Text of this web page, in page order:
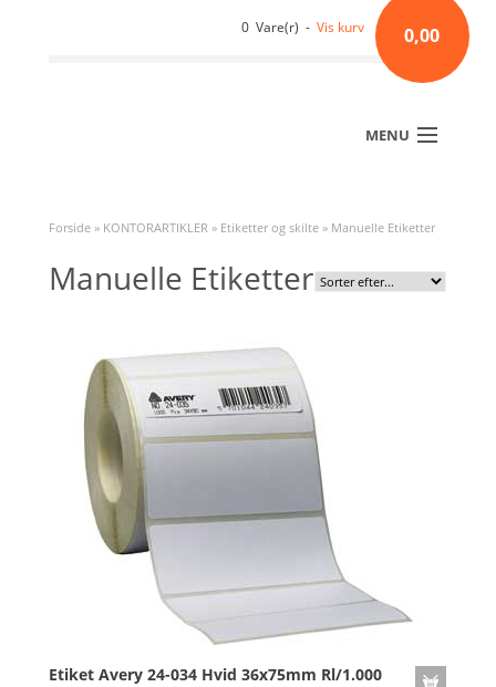
0 Vare(r) -Vis kurv 0,00
MENU
Forside » KONTORARTIKLER » Etiketter og skilte » Manuelle Etiketter
Manuelle Etiketter
Etiket Avery 24-034 Hvid 36x75mm Rl/1.000